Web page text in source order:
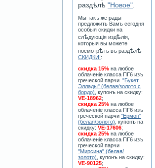
раздѣлѣ "Новое"
Мы такъ же рады
предложить Вамъ сегодня
особыя скидки на
слѣдующiя издѣлiя,
которыя вы можете
посмотрѣть въ раздѣлѣ
СКИДКИ!:
скидка 15% на любое
облаченiе класса ПГ6 изъ
греческой парчи "Букет
Эллады" (белая/золото с
бордо) , купонъ на скидку:
VE-18962;
скидка 25% на любое
облаченiе класса ПГ6 изъ
греческой парчи "Ермон"
(белая/золото) , купонъ на
скидку: VE-17606;
скидка 25% на любое
облаченiе класса ПГ6 изъ
греческой парчи
"Мирсина" (белая/
золото) , купонъ на скидку:
VE-90125;